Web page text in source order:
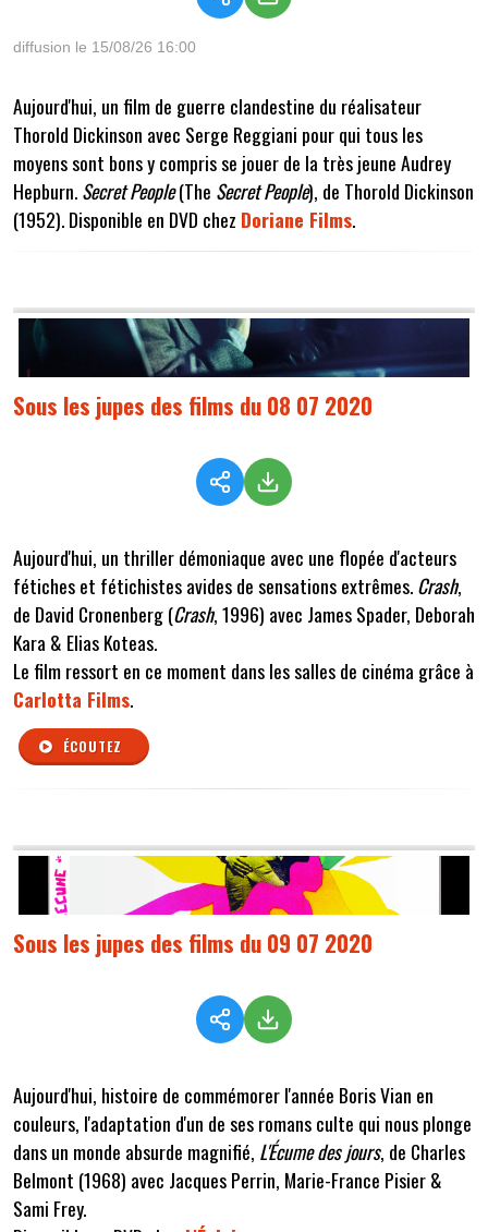
diffusion le 15/08/26 16:00
Aujourd'hui, un film de guerre clandestine du réalisateur
Thorold Dickinson avec Serge Reggiani pour qui tous les
moyens sont bons y compris se jouer de la très jeune Audrey
Hepburn.Secret People(The Secret People), de Thorold Dickinson
(1952). Disponible en DVD chez Doriane Films.
Sous les jupes des films du 08 07 2020
Aujourd'hui, un thriller démoniaque avec une flopée d'acteurs
fétiches et fétichistes avides de sensations extrêmes.Crash,
de David Cronenberg (Crash, 1996) avec James Spader, Deborah
Kara & Elias Koteas.
Le film ressort en ce moment dans les salles de cinéma grâce à
Carlotta Films.
ÉCOUTEZ
Sous les jupes des films du 09 07 2020
Aujourd'hui, histoire de commémorer l'année Boris Vian en
couleurs, l'adaptation d'un de ses romans culte qui nous plonge
dans un monde absurde magnifié, L'Écume des jours, de Charles
Belmont (1968) avec Jacques Perrin, Marie-France Pisier &
Sami Frey.